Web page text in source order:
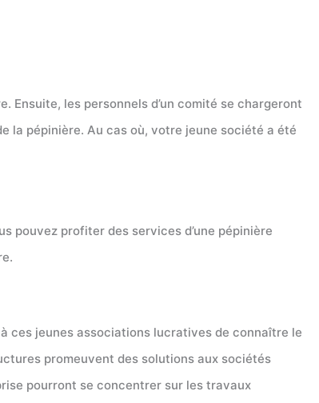
Ensuite, les personnels d’un comité se chargeront
la pépinière. Au cas où, votre jeune société a été
pouvez profiter des services d’une pépinière
ces jeunes associations lucratives de connaître le
promeuvent des solutions aux sociétés
pourront se concentrer sur les travaux